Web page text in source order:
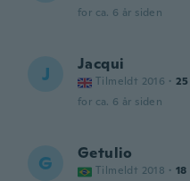
for ca. 6 år siden
J Jacqui
Tilmeldt 2016 · 25
for ca. 6 år siden
G Getulio
Tilmeldt 2018 · 18